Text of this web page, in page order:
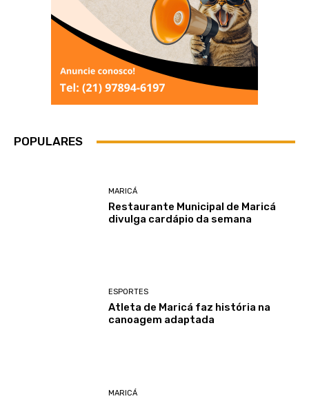
POPULARES
MARICÁ
Restaurante Municipal de Maricá
divulga cardápio da semana
ESPORTES
Atleta de Maricá faz história na
canoagem adaptada
MARICÁ